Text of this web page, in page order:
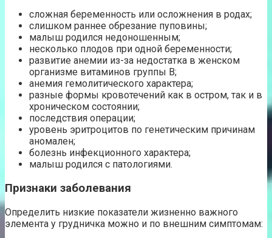
сложная беременность или осложнения в родах;
слишком раннее обрезание пуповины;
малыш родился недоношенным;
несколько плодов при одной беременности;
развитие анемии из-за недостатка в женском
организме витаминов группы В;
анемия гемолитического характера;
разные формы кровотечений как в остром, так и в
хроническом состоянии;
последствия операции;
уровень эритроцитов по генетическим причинам
аномален;
болезнь инфекционного характера;
малыш родился с патологиями.
Признаки заболевания
Определить низкие показатели жизненно важного
элемента у грудничка можно и по внешним симптомам: